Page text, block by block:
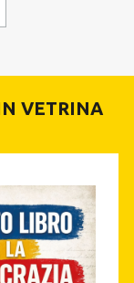
VETRINA